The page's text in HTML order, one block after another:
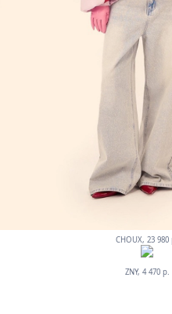
CHOUX, 23 980
ZNY, 4 470 р.